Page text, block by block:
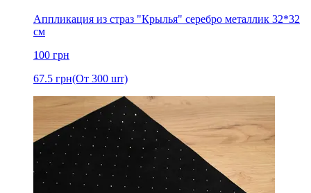
Аппликация из страз "Крылья" серебро металлик 32*32
см
100 грн
67.5 грн(От 300 шт)